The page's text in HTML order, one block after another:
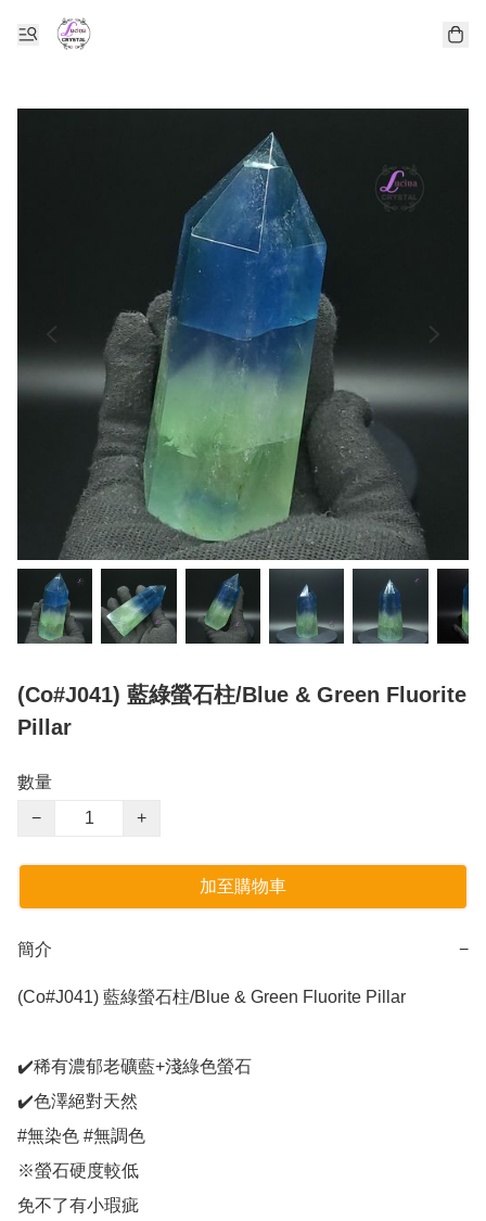
(Co#J041) 藍綠螢石柱/Blue & Green Fluorite
Pillar
數量
−
+
加至購物車
簡介 −
(Co#J041) 藍綠螢石柱/Blue & Green Fluorite Pillar
✔️稀有濃郁老礦藍+淺綠色螢石
✔️色澤絕對天然
#無染色 #無調色
※螢石硬度較低
免不了有小瑕疵